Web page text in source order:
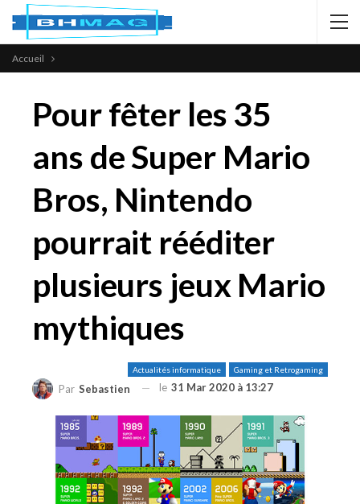
Accueil
Pour fêter les 35
ans de Super Mario
Bros, Nintendo
pourrait rééditer
plusieurs jeux Mario
mythiques
Actualités informatique Gaming et Retrogaming
Par Sebastien le 31 Mar 2020 à 13:27